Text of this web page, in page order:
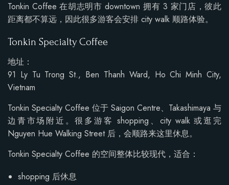
Tonkin Coffee 在胡志明市 downtown 拥有 3 家门店，彼此
距离都不算远，因此很多游客会安排 city walk 顺路体验。
Tonkin Specialty Coffee
地址：
91 Ly Tu Trong St., Ben Thanh Ward, Ho Chi Minh City,
Vietnam
Tonkin Specialty Coffee 位于 Saigon Centre、Takashimaya 与
边青市场附近。很多游客 shopping、city walk 或逛完
Nguyen Hue Walking Street 后，会顺路来这里休息。
Tonkin Specialty Coffee 的空间整体比较现代，适合：
shopping 后休息